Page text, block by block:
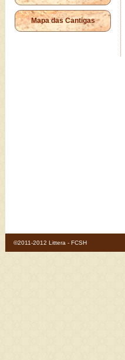
Mapa das Cantigas
©2011-2012 Littera - FCSH